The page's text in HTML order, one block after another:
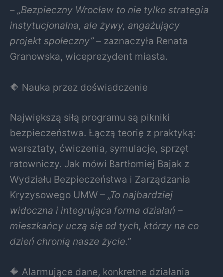
– „Bezpieczny Wrocław to nie tylko strategia
instytucjonalna, ale żywy, angażujący
projekt społeczny”– zaznaczyła Renata
Granowska, wiceprezydent miasta.
🔶 Nauka przez doświadczenie
Największą siłą programu są pikniki
bezpieczeństwa. Łączą teorię z praktyką:
warsztaty, ćwiczenia, symulacje, sprzęt
ratowniczy. Jak mówi Bartłomiej Bajak z
Wydziału Bezpieczeństwa i Zarządzania
Kryzysowego UMW – „To najbardziej
widoczna i integrująca forma działań –
mieszkańcy uczą się od tych, którzy na co
dzień chronią nasze życie.”
🔶 Alarmujące dane, konkretne działania